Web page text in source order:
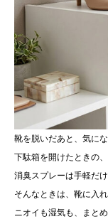
３か月～6か月
靴を脱いだあと、気に
下駄箱を開けたときの
消臭スプレーは手軽だ
そんなときは、靴に入
ニオイも湿気も、まとめ